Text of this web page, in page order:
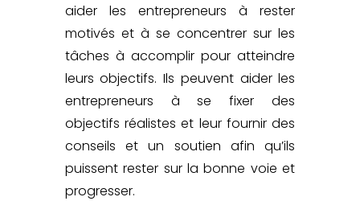
aider les entrepreneurs à rester
motivés et à se concentrer sur les
tâches à accomplir pour atteindre
leurs objectifs. Ils peuvent aider les
entrepreneurs à se fixer des
objectifs réalistes et leur fournir des
conseils et un soutien afin qu’ils
puissent rester sur la bonne voie et
progresser.